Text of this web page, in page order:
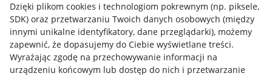
Dzięki plikom cookies i technologiom pokrewnym (np. piksele,
SDK) oraz przetwarzaniu Twoich danych osobowych (między
innymi unikalne identyfikatory, dane przeglądarki), możemy
zapewnić, że dopasujemy do Ciebie wyświetlane treści.
Wyrażając zgodę na przechowywanie informacji na
urządzeniu końcowym lub dostęp do nich i przetwarzanie